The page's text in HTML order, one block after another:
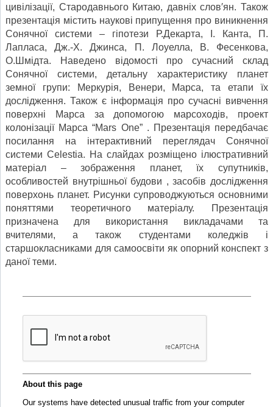
цивілізації, Стародавнього Китаю, давніх слов′ян. Також
презентація містить наукові припущення про виникнення
Сонячної системи – гіпотези Р.Декарта, І. Канта, П.
Лапласа, Дж.-Х. Джинса, П. Лоуелла, В. Фесенкова,
О.Шмідта. Наведено відомості про сучасний склад
Сонячної системи, детальну характеристику планет
земної групи: Меркурія, Венери, Марса, та етапи їх
дослідження. Також є інформація про сучасні вивчення
поверхні Марса за допомогою марсоходів, проект
колонізації Марса “Mars One” . Презентація передбачає
посилання на інтерактивний переглядач Сонячної
системи Celestia. На слайдах розміщено ілюстративний
матеріал – зображення планет, їх супутників,
особливостей внутрішньої будови , засобів дослідження
поверхонь планет. Рисунки супроводжуються основними
поняттями теоретичного матеріалу. Презентація
призначена для використання викладачами та
вчителями, а також студентами коледжів і
старшокласниками для самоосвіти як опорний конспект з
даної теми.